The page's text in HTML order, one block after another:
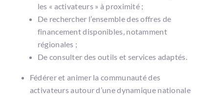
les « activateurs » à proximité ;
De rechercher l’ensemble des offres de
financement disponibles, notamment
régionales ;
De consulter des outils et services adaptés.
Fédérer et animer la communauté des
activateurs autour d’une dynamique nationale